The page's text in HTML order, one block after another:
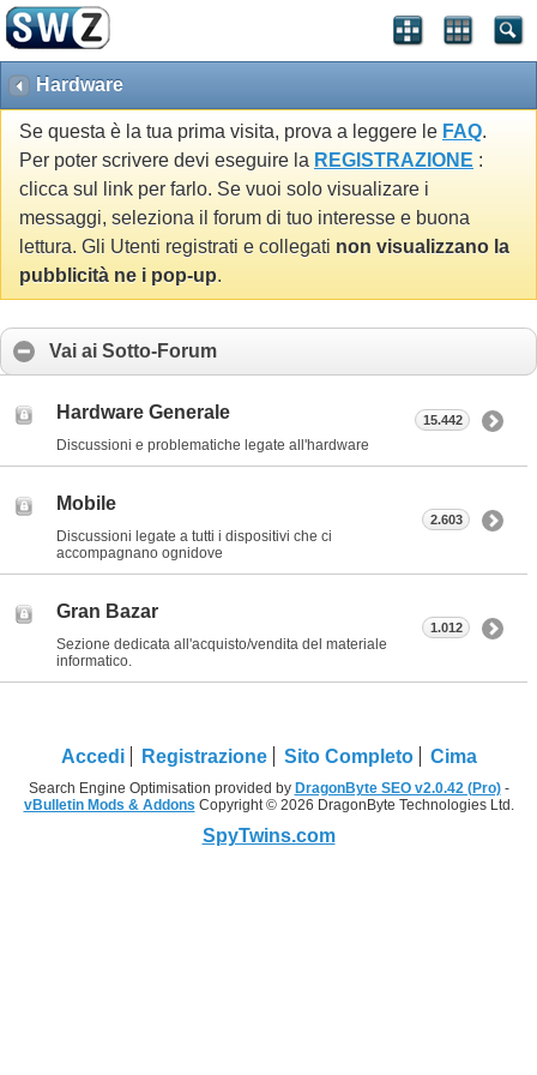
Hardware
Se questa è la tua prima visita, prova a leggere le FAQ.
Per poter scrivere devi eseguire la REGISTRAZIONE :
clicca sul link per farlo. Se vuoi solo visualizare i
messaggi, seleziona il forum di tuo interesse e buona
lettura. Gli Utenti registrati e collegati non visualizzano la
pubblicità ne i pop-up.
Vai ai Sotto-Forum
Hardware Generale
Discussioni e problematiche legate all'hardware
15.442
Mobile
Discussioni legate a tutti i dispositivi che ci
accompagnano ognidove
2.603
Gran Bazar
Sezione dedicata all'acquisto/vendita del materiale
informatico.
1.012
Accedi Registrazione Sito Completo Cima
Search Engine Optimisation provided by DragonByte SEO v2.0.42 (Pro)-
vBulletin Mods & Addons Copyright © 2026 DragonByte Technologies Ltd.
SpyTwins.com